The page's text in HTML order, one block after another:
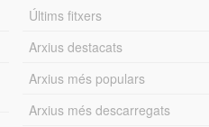
Últims fitxers
Arxius destacats
Arxius més populars
Arxius més descarregats